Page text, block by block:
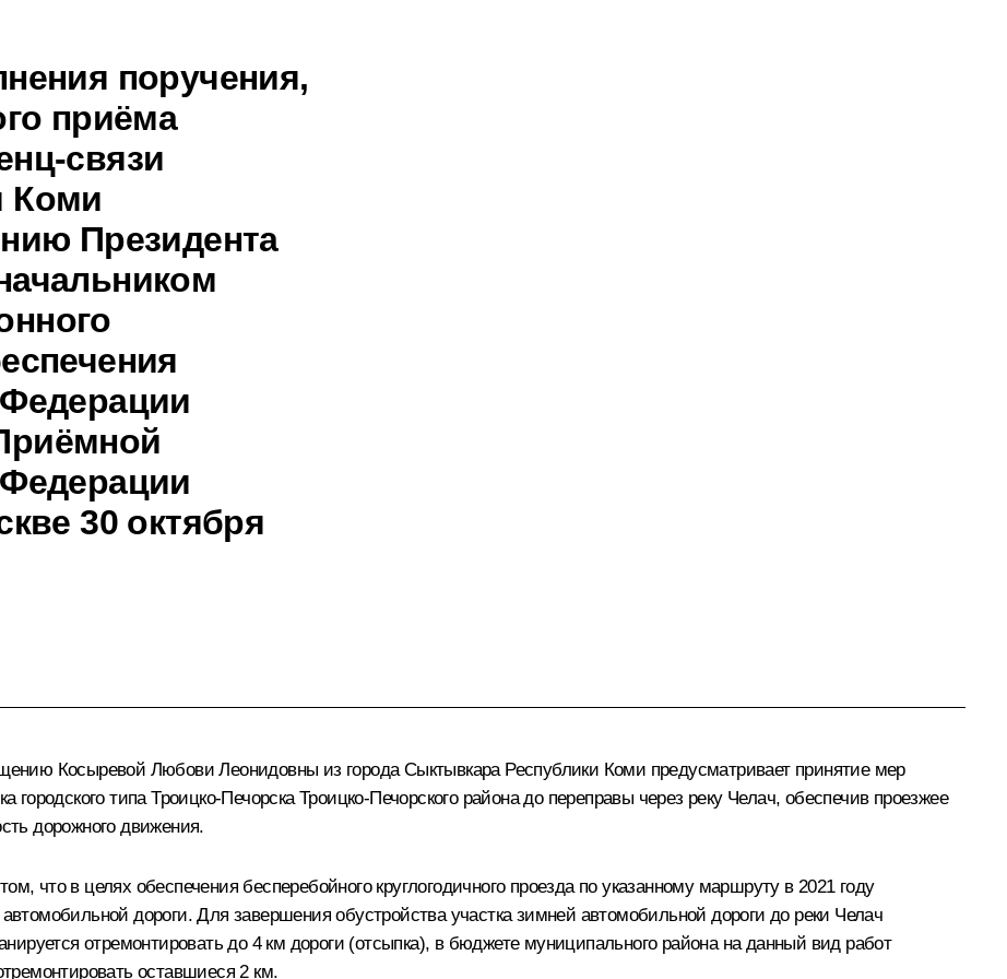
поручения,
приёма
связи
Коми
Президента
30 октября
Косыревой Любови Леонидовны из города Сыктывкара Республики Коми предусматривает принятие мер
городского типа Троицко-Печорска Троицко-Печорского района до переправы через реку Челач, обеспечив проезжее
дорожного движения.
что в целях обеспечения бесперебойного круглогодичного проезда по указанному маршруту в 2021 году
дороги. Для завершения обустройства участка зимней автомобильной дороги до реки Челач
отремонтировать до 4 км дороги (отсыпка), в бюджете муниципального района на данный вид работ
оставшиеся 2 км.